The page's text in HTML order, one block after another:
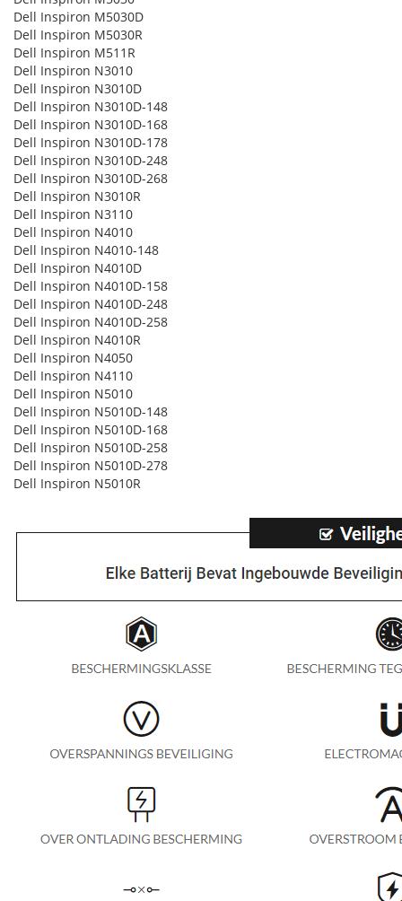
Dell Inspiron M5030D
Dell Inspiron M5030R
Dell Inspiron M511R
Dell Inspiron N3010
Dell Inspiron N3010D
Dell Inspiron N3010D-148
Dell Inspiron N3010D-168
Dell Inspiron N3010D-178
Dell Inspiron N3010D-248
Dell Inspiron N3010D-268
Dell Inspiron N3010R
Dell Inspiron N3110
Dell Inspiron N4010
Dell Inspiron N4010-148
Dell Inspiron N4010D
Dell Inspiron N4010D-158
Dell Inspiron N4010D-248
Dell Inspiron N4010D-258
Dell Inspiron N4010R
Dell Inspiron N4050
Dell Inspiron N4110
Dell Inspiron N5010
Dell Inspiron N5010D-148
Dell Inspiron N5010D-168
Dell Inspiron N5010D-258
Dell Inspiron N5010D-278
Dell Inspiron N5010R